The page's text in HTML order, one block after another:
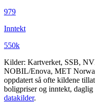
979
Inntekt
550k
Kilder: Kartverket, SSB,
NOBIL/Enova, MET
oppdatert så ofte kildene
boligpriser og inntekt, daglig
datakilder.